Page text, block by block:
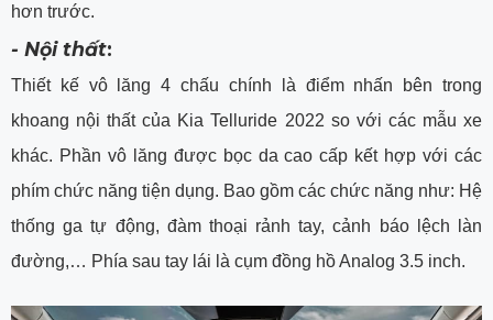
hơn trước.
- Nội thất:
Thiết kế vô lăng 4 chấu chính là điểm nhấn bên trong
khoang nội thất của Kia Telluride 2022 so với các mẫu xe
khác. Phần vô lăng được bọc da cao cấp kết hợp với các
phím chức năng tiện dụng. Bao gồm các chức năng như: Hệ
thống ga tự động, đàm thoại rảnh tay, cảnh báo lệch làn
đường,… Phía sau tay lái là cụm đồng hồ Analog 3.5 inch.